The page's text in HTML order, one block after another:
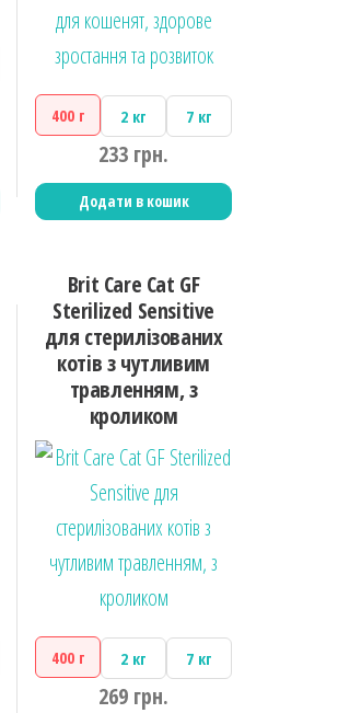
400 г 2 кг 7 кг
233 грн.
Додати в кошик
Brit Care Cat GF
Sterilized Sensitive
для стерилізованих
котів з чутливим
травленням, з
кроликом
400 г 2 кг 7 кг
269 грн.